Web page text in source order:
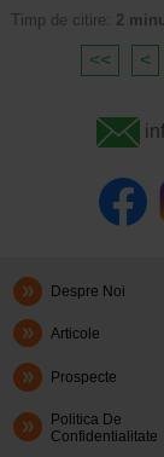
Timp de citire: 2
<< <
Despre Noi
Articole
Prospecte
Politica De
Confidentialitate